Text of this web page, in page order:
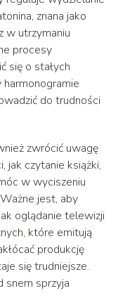
znana jako
w utrzymaniu
procesy
się o stałych
do trudności
zwrócić uwagę
jak czytanie książki,
w wyciszeniu
jest, aby
oglądanie telewizji
które emitują
produkcję
się trudniejsze.
snem sprzyja